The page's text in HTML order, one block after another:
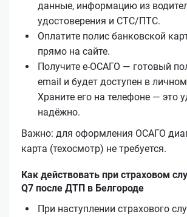
данные, информацию из
удостоверения и СТС/ПТС.
Оплатите полис банковской
прямо на сайте.
Получите е‑ОСАГО — готовый
email и будет доступен в
Храните его на телефоне — это
надёжно.
Важно: для оформления ОСАГО
карта (техосмотр) не требуется.
Как действовать при страховом
Q7 после ДТП в Белгороде
При наступлении страхового